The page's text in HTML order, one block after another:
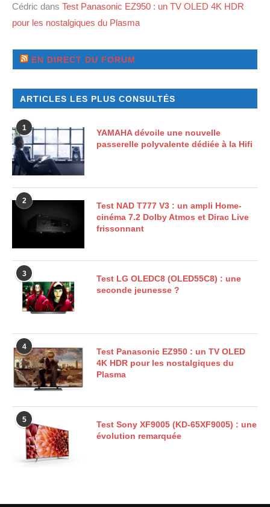
Cédric dans Test Panasonic EZ950 : un TV OLED 4K HDR
pour les nostalgiques du Plasma
EN DIRECT DU FORUM
ARTICLES LES PLUS CONSULTÉS
1
YAMAHA dévoile une nouvelle
passerelle polyvalente dédiée à la Hifi
2
Test NAD T777 V3 : un ampli Home-
cinéma 7.2 Dolby Atmos et Dirac Live
frissonnant
3
Test LG OLEDC8 (OLED55C8) : une
seconde jeunesse ?
4
Test Panasonic EZ950 : un TV OLED
4K HDR pour les nostalgiques du
Plasma
5
Test Sony XF9005 (KD-65XF9005) : une
évolution remarquée